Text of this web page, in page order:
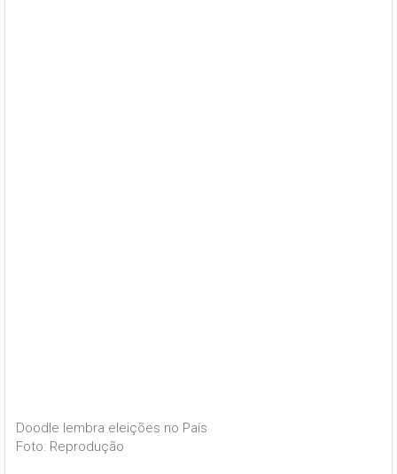
Doodle lembra eleições no País
Foto: Reprodução